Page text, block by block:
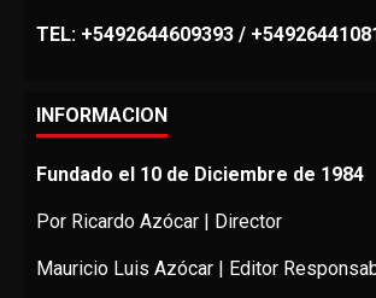
TEL: +5492644609393 /
INFORMACION
Fundado el 10 de Diciembre de 1984
Por Ricardo Azócar | Director
Mauricio Luis Azócar | Editor